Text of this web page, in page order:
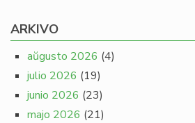
ARKIVO
aŭgusto 2026 (4)
julio 2026 (19)
junio 2026 (23)
majo 2026 (21)